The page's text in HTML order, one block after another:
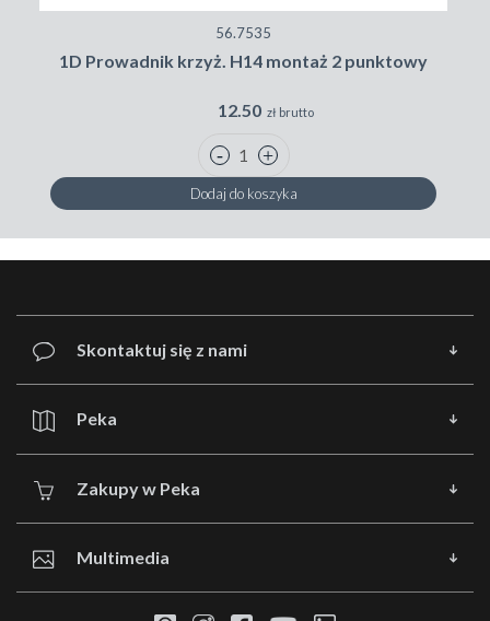
56.7535
1D Prowadnik krzyż. H14 montaż 2 punktowy
12.50 zł brutto
Dodaj do koszyka
Skontaktuj się z nami
Peka
Zakupy w Peka
Multimedia